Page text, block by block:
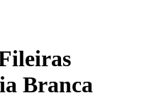
Branca